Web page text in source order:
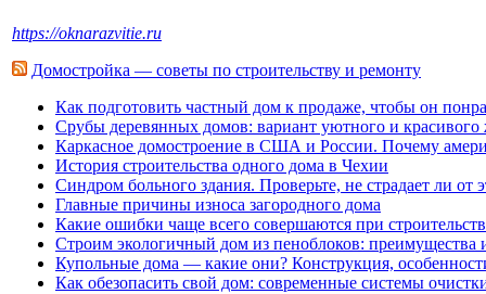
https://oknarazvitie.ru
Домостройка — советы по строительству и ремонту
Как подготовить частный дом к продаже, чтобы он
Срубы деревянных домов: вариант уютного и
Каркасное домостроение в США и России. Почему
История строительства одного дома в Чехии
Синдром больного здания. Проверьте, не страдает ли от
Главные причины износа загородного дома
Какие ошибки чаще всего совершаются при
Строим экологичный дом из пеноблоков: преимущества
Купольные дома — какие они? Конструкция,
Как обезопасить свой дом: современные системы